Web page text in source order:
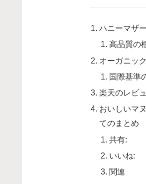
ハニーマザ
高品質の
オーガニッ
国際基準
楽天のレビ
おいしいマ
てのまとめ
共有:
いいね:
関連